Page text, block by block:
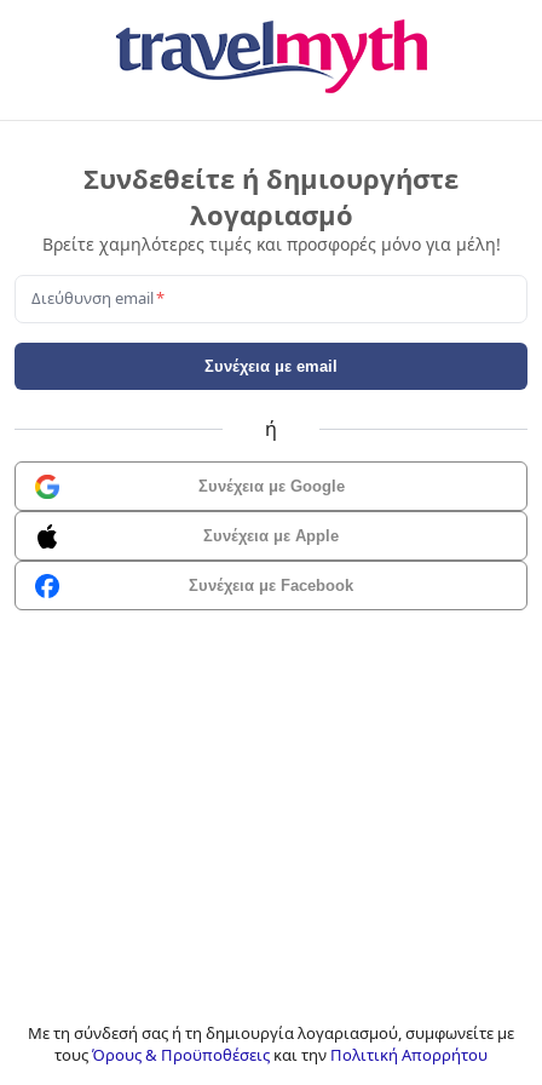
Συνδεθείτε ή δημιουργήστε
λογαριασμό
Βρείτε χαμηλότερες τιμές και προσφορές μόνο για μέλη!
Διεύθυνση email*
Συνέχεια με email
ή
Συνέχεια με Google
Συνέχεια με Apple
Συνέχεια με Facebook
Με τη σύνδεσή σας ή τη δημιουργία λογαριασμού, συμφωνείτε με
τουςΌρους & Προϋποθέσεις και την Πολιτική Απορρήτου